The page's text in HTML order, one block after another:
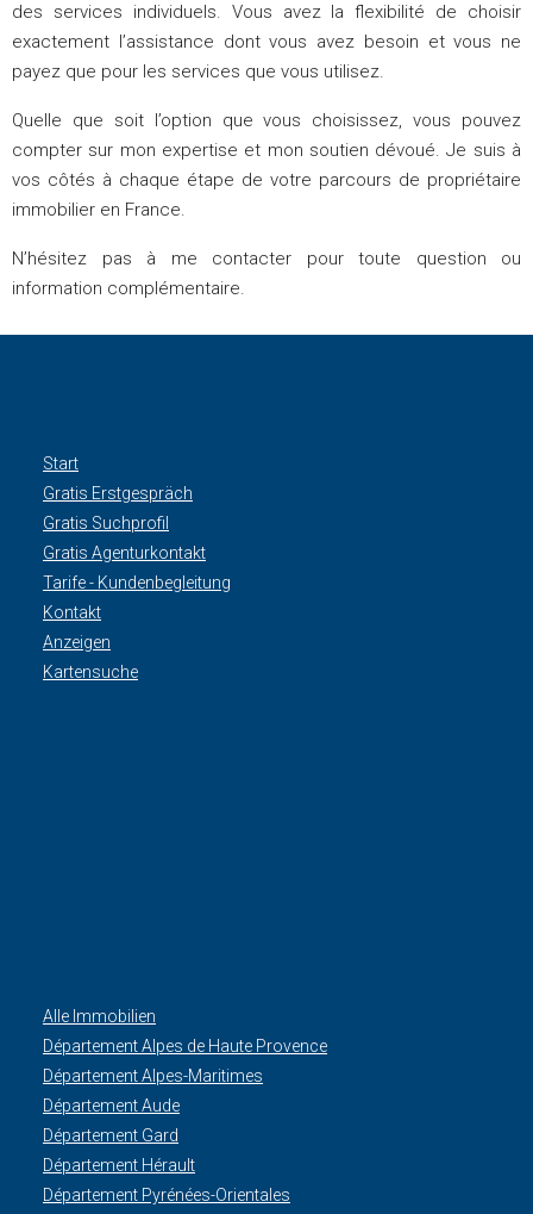
des services individuels. Vous avez la flexibilité de choisir
exactement l’assistance dont vous avez besoin et vous ne
payez que pour les services que vous utilisez.
Quelle que soit l’option que vous choisissez, vous pouvez
compter sur mon expertise et mon soutien dévoué. Je suis à
vos côtés à chaque étape de votre parcours de propriétaire
immobilier en France.
N’hésitez pas à me contacter pour toute question ou
information complémentaire.
Start
Gratis Erstgespräch
Gratis Suchprofil
Gratis Agenturkontakt
Tarife - Kundenbegleitung
Kontakt
Anzeigen
Kartensuche
Alle Immobilien
Département Alpes de Haute Provence
Département Alpes-Maritimes
Département Aude
Département Gard
Département Hérault
Département Pyrénées-Orientales